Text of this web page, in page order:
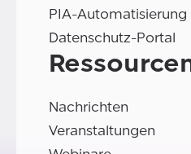
PIA-Automatisierung
Datenschutz-Portal
Nachrichten
Veranstaltungen